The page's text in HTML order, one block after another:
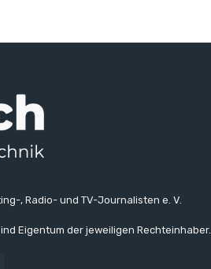
, Radio- und TV-Journalisten e. V.
Eigentum der jeweiligen Rechteinhaber.